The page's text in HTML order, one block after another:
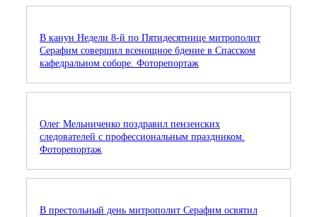
В канун Недели 8-й по Пятидесятнице митрополит
Серафим совершил всенощное бдение в Спасском
кафедральном соборе. Фоторепортаж
Олег Мельниченко поздравил пензенских
следователей с профессиональным праздником.
Фоторепортаж
В престольный день митрополит Серафим освятил